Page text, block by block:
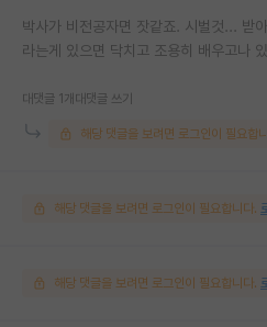
박사가 비전공자면 잣같죠. 시벌것... 받
라는게 있으면 닥치고 조용히 배우고나
대댓글 1개 대댓글 쓰기
해당 댓글을 보려면 로그인이 필요합
해당 댓글을 보려면 로그인이 필요합니다.
해당 댓글을 보려면 로그인이 필요합니다.